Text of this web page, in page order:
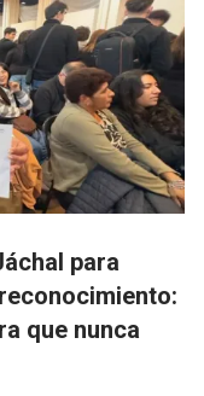
para
que nunca